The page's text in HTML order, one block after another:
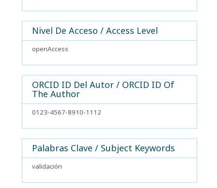
Nivel De Acceso / Access Level
openAccess
ORCID ID Del Autor / ORCID ID Of
The Author
0123-4567-8910-1112
Palabras Clave / Subject Keywords
validación